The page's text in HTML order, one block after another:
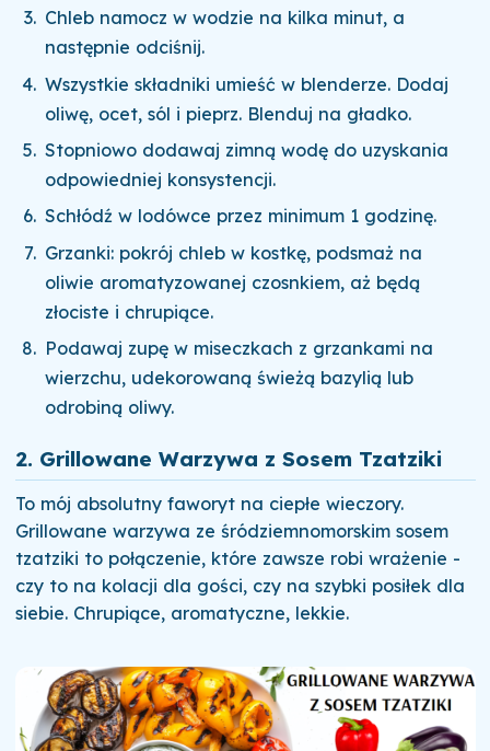
Chleb namocz w wodzie na kilka minut, a
następnie odciśnij.
Wszystkie składniki umieść w blenderze. Dodaj
oliwę, ocet, sól i pieprz. Blenduj na gładko.
Stopniowo dodawaj zimną wodę do uzyskania
odpowiedniej konsystencji.
Schłódź w lodówce przez minimum 1 godzinę.
Grzanki: pokrój chleb w kostkę, podsmaż na
oliwie aromatyzowanej czosnkiem, aż będą
złociste i chrupiące.
Podawaj zupę w miseczkach z grzankami na
wierzchu, udekorowaną świeżą bazylią lub
odrobiną oliwy.
2. Grillowane Warzywa z Sosem Tzatziki
To mój absolutny faworyt na ciepłe wieczory.
Grillowane warzywa ze śródziemnomorskim sosem
tzatziki to połączenie, które zawsze robi wrażenie -
czy to na kolacji dla gości, czy na szybki posiłek dla
siebie. Chrupiące, aromatyczne, lekkie.